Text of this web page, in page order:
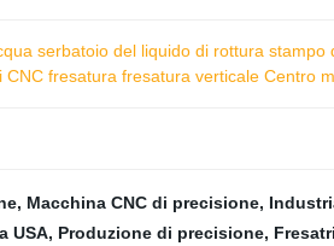
serbatoio del liquido di rottura
CNC fresatura fresatura verticale Centro
, Macchina CNC di precisione,
USA, Produzione di precisione,